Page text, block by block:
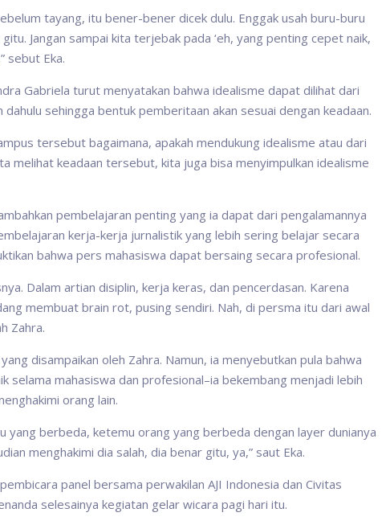
tayang, itu bener-bener dicek dulu. Enggak usah buru-buru
Jangan sampai kita terjebak pada ‘eh, yang penting cepet naik,
sebut Eka.
Gabriela turut menyatakan bahwa idealisme dapat dilihat dari
sehingga bentuk pemberitaan akan sesuai dengan keadaan.
tersebut bagaimana, apakah mendukung idealisme atau dari
melihat keadaan tersebut, kita juga bisa menyimpulkan idealisme
pembelajaran penting yang ia dapat dari pengalamannya
kerja-kerja jurnalistik yang lebih sering belajar secara
bahwa pers mahasiswa dapat bersaing secara profesional.
Dalam artian disiplin, kerja keras, dan pencerdasan. Karena
membuat brain rot, pusing sendiri. Nah, di persma itu dari awal
Zahra.
disampaikan oleh Zahra. Namun, ia menyebutkan pula bahwa
selama mahasiswa dan profesional–ia bekembang menjadi lebih
orang lain.
yang berbeda, ketemu orang yang berbeda dengan layer dunianya
menghakimi dia salah, dia benar gitu, ya,” saut Eka.
panel bersama perwakilan AJI Indonesia dan Civitas
selesainya kegiatan gelar wicara pagi hari itu.